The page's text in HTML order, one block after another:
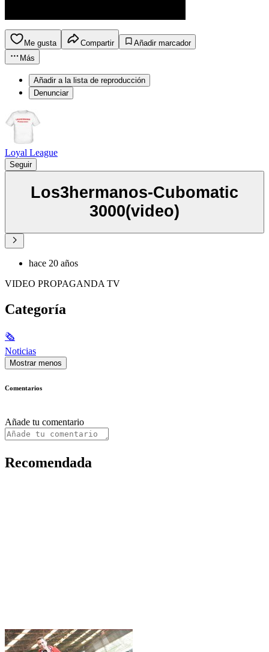
Me gusta Compartir
Añadir marcador
Más
Añadir a la lista de reproducción
Denunciar
Loyal League
Seguir
Los3hermanos-Cubomatic
3000(video)
hace 20 años
VIDEO PROPAGANDA TV
Categoría
🗞
Noticias
Mostrar menos
Comentarios
Añade tu comentario
Recomendada